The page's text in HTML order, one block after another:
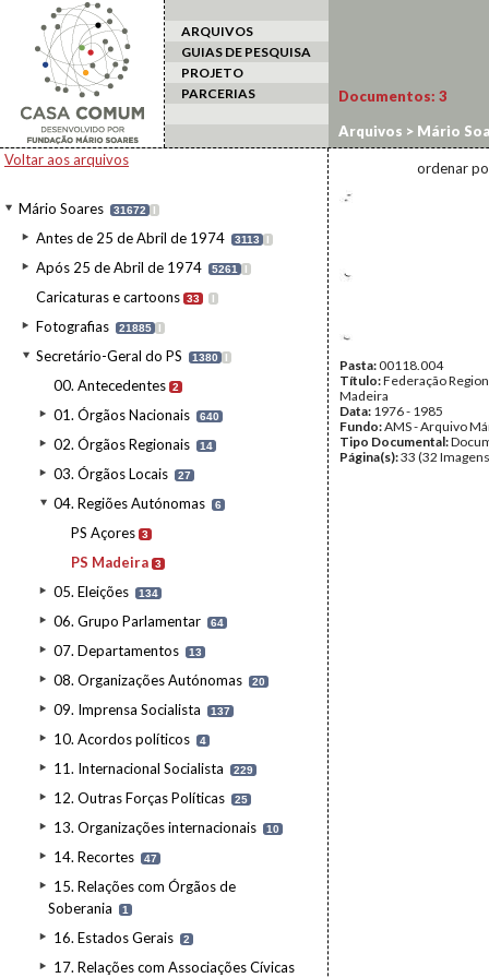
ARQUIVOS
GUIAS DE PESQUISA
PROJETO
PARCERIAS
Voltar aos arquivos
Mário Soares 31672 I
Antes de 25 de Abril de 1974 3113 I
Após 25 de Abril de 1974 5261 I
Caricaturas e cartoons 33 I
Fotografias 21885 I
Secretário-Geral do PS 1380 I
00. Antecedentes 2
01. Órgãos Nacionais 640
02. Órgãos Regionais 14
03. Órgãos Locais 27
04. Regiões Autónomas 6
PS Açores 3
PS Madeira 3
05. Eleições 134
06. Grupo Parlamentar 64
07. Departamentos 13
08. Organizações Autónomas 20
09. Imprensa Socialista 137
10. Acordos políticos 4
11. Internacional Socialista 229
12. Outras Forças Políticas 25
13. Organizações internacionais 10
14. Recortes 47
15. Relações com Órgãos de
Soberania
1
16. Estados Gerais 2
17. Relações com Associações Cívicas
Documentos: 3
Arquivos > Mário
ordenar
Pasta:00118.004
Título:Federação
Madeira
Data: 1976 - 1985
Fundo:AMS - Arquivo
Tipo Documental:
Página(s):33 (32